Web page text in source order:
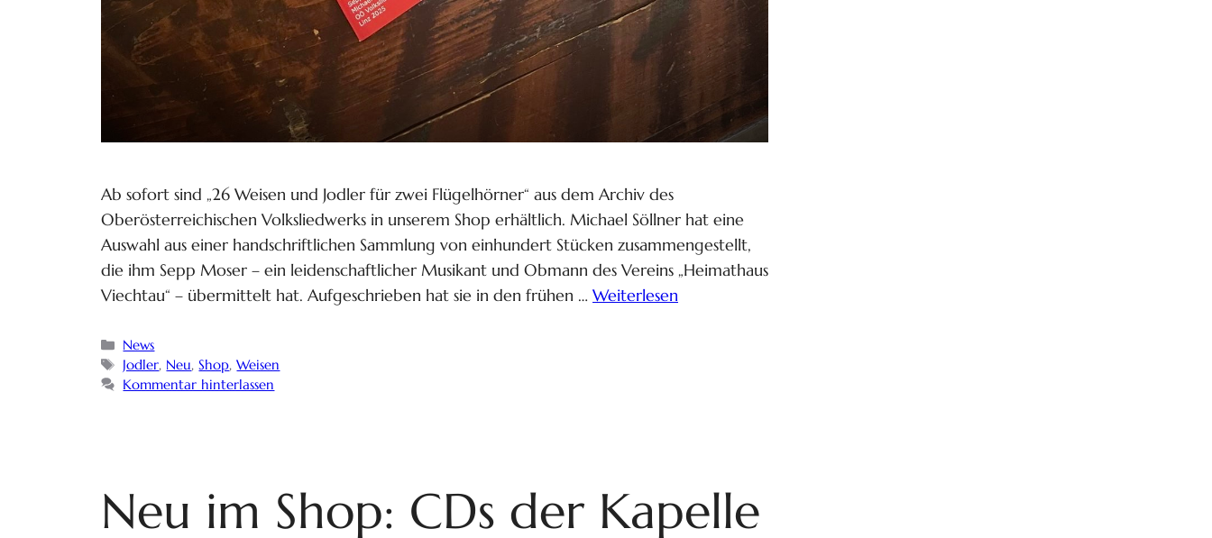
Ab sofort sind „26 Weisen und Jodler für zwei Flügelhörner“ aus dem Archiv des
Oberösterreichischen Volksliedwerks in unserem Shop erhältlich. Michael Söllner hat eine
Auswahl aus einer handschriftlichen Sammlung von einhundert Stücken zusammengestellt,
die ihm Sepp Moser – ein leidenschaftlicher Musikant und Obmann des Vereins „Heimathaus
Viechtau“ – übermittelt hat. Aufgeschrieben hat sie in den frühen … Weiterlesen
News
Jodler, Neu,Shop,Weisen
Kommentar hinterlassen
Neu im Shop: CDs der Kapelle